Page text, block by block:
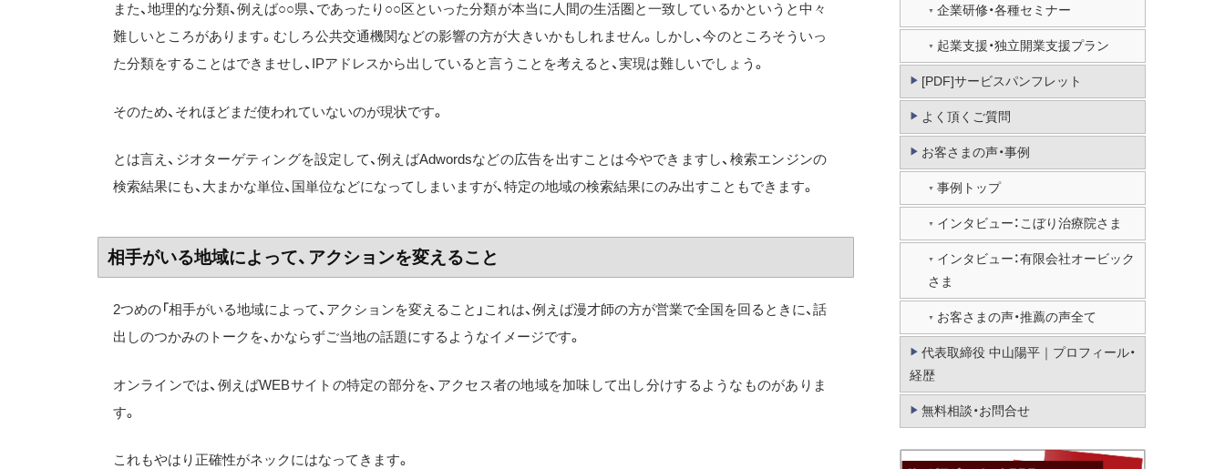
また、地理的な分類、例えば○○県、であったり○○区といった分類が本当に人間の生活圏と一致しているかというと中々
難しいところがあります。むしろ公共交通機関などの影響の方が大きいかもしれません。しかし、今のところそういっ
た分類をすることはできませし、IPアドレスから出していると言うことを考えると、実現は難しいでしょう。
そのため、それほどまだ使われていないのが現状です。
とは言え、ジオターゲティングを設定して、例えばAdwordsなどの広告を出すことは今やできますし、検索エンジンの
検索結果にも、大まかな単位、国単位などになってしまいますが、特定の地域の検索結果にのみ出すこともできます。
相手がいる地域によって、アクションを変えること
2つめの「相手がいる地域によって、アクションを変えること」これは、例えば漫才師の方が営業で全国を回るときに、話
出しのつかみのトークを、かならずご当地の話題にするようなイメージです。
オンラインでは、例えばWEBサイトの特定の部分を、アクセス者の地域を加味して出し分けするようなものがありま
す。
これもやはり正確性がネックにはなってきます。
企業研修・各種セミナー
起業支援・独立開業支援プラン
[PDF]サービスパンフレット
よく頂くご質問
お客さまの声・事例
事例トップ
インタビュー：こぼり治療院さま
インタビュー：有限会社オービック
さま
お客さまの声・推薦の声全て
代表取締役 中山陽平｜プロフィール・
経歴
無料相談・お問合せ